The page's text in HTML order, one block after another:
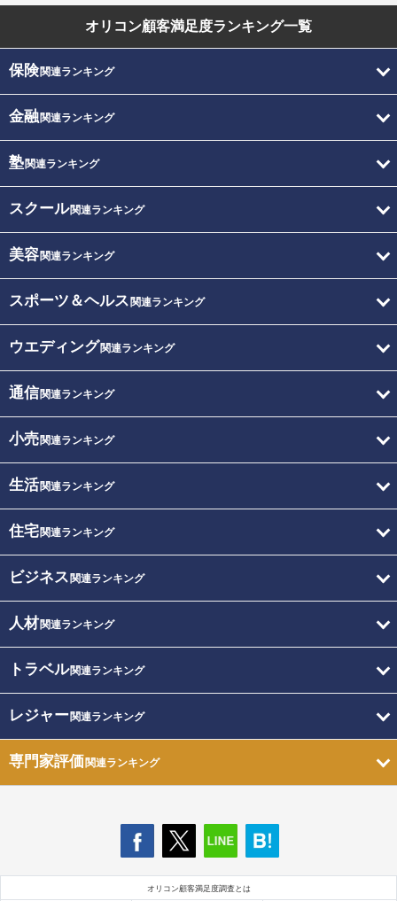
オリコン顧客満足度ランキング一覧
保険関連ランキング
金融関連ランキング
塾関連ランキング
スクール関連ランキング
美容関連ランキング
スポーツ＆ヘルス 関連ランキング
ウエディング関連ランキング
通信関連ランキング
小売関連ランキング
生活関連ランキング
住宅関連ランキング
ビジネス 関連ランキング
人材関連ランキング
トラベル関連ランキング
レジャー関連ランキング
専門家評価関連ランキング
オリコン顧客満足度調査とは